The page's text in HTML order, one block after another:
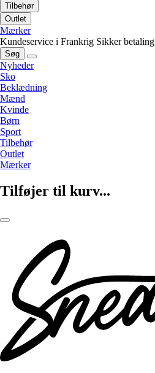
Tilbehør
Outlet
Mærker
Kundeservice i Frankrig Sikker betaling
Søg
Nyheder
Sko
Beklædning
Mænd
Kvinde
Børn
Sport
Tilbehør
Outlet
Mærker
Tilføjer til kurv...